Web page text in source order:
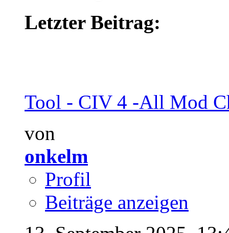
Letzter Beitrag:
Tool - CIV 4 -All Mod
von
onkelm
Profil
Beiträge anzeigen